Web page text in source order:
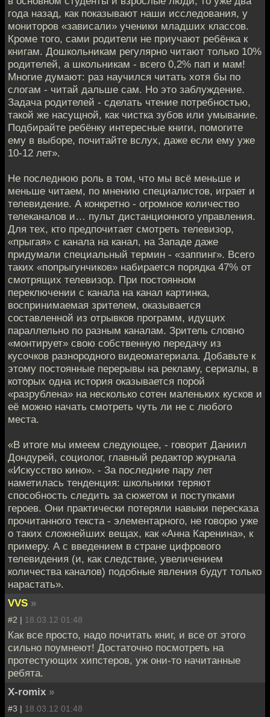
года назад, как показывают наши исследования, у
мониторов «зависали» ученики младших классов.
Кроме того, сами родители не приучают ребёнка к
книгам. Дошкольникам регулярно читают только 10%
родителей, а школьникам - всего 0,2% пап и мам!
Многие думают: раз научился читать хотя бы по
слогам - читай дальше сам. Но это заблуждение.
Задача родителей - сделать чтение потребностью,
такой же насущной, как чистка зубов или умывание.
Подбирайте ребёнку интересные книги, помогите
ему в выборе, почитайте вслух, даже если ему уже
10-12 лет».
Не последнюю роль в том, что мы всё меньше и
меньше читаем, по мнению специалистов, играет и
телевидение. А конкретно - огромное количество
телеканалов и… пульт дистанционного управления.
Для тех, кто предпочитает смотреть телевизор,
«прыгая» с канала на канал, на Западе даже
придумали специальный термин - «заппинг». Всего
таких «попрыгунчиков» набирается порядка 47% от
смотрящих телевизор. При постоянном
переключении с канала на канал картинка,
воспринимаемая зрителем, оказывается
составленной из отрывков программ, идущих
параллельно по разным каналам. Зритель словно
«монтирует» свою собственную передачу из
кусочков разнородного видеоматериала. Добавьте к
этому постоянные перерывы на рекламу, сериалы, в
которых одна история оказывается порой
«разрублена» на несколько сотен маленьких кусков и
её можно начать смотреть чуть ли не с любого
места.
«В итоге мы имеем следующее, - говорит Даниил
Дондурей, социолог, главный редактор журнала
«Искусство кино». - За последние пару лет
наметилась тенденция: школьники теряют
способность следить за сюжетом и поступками
героев. Они практически потеряли навыки пересказа
прочитанного текста - элементарного, не говорю уже
о таких сложнейших вещах, как «Анна Каренина», к
примеру. А с введением в стране цифрового
телевидения (и, как следствие, увеличением
количества каналов) подобные явления будут только
нарастать».
VVS »
#2 | 18.03.12 01:48
Как все просто, надо почитать книг, и все от этого
сильно поумнеют! Достаточно посмотреть на
протестующих хипстеров, уж они-то начитанные
ребята.
X-romix »
#3 | 18.03.12 01:48